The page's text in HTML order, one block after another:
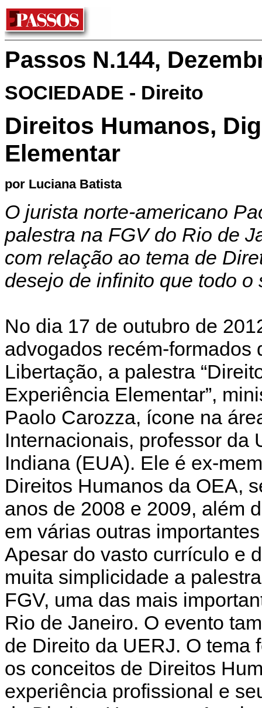
Passos N.144,
SOCIEDADE - Direito
Direitos Humanos,
Elementar
por Luciana Batista
O jurista norte-americano
palestra na FGV do Rio de
com relação ao tema de
desejo de infinito que todo o
No dia 17 de outubro de
advogados recém-formados
Libertação, a palestra
Experiência Elementar”,
Paolo Carozza, ícone na
Internacionais, professor da
Indiana (EUA). Ele é ex-
Direitos Humanos da OEA,
anos de 2008 e 2009, além
em várias outras
Apesar do vasto currículo e
muita simplicidade a
FGV, uma das mais
Rio de Janeiro. O evento
de Direito da UERJ. O tema
os conceitos de Direitos
experiência profissional e